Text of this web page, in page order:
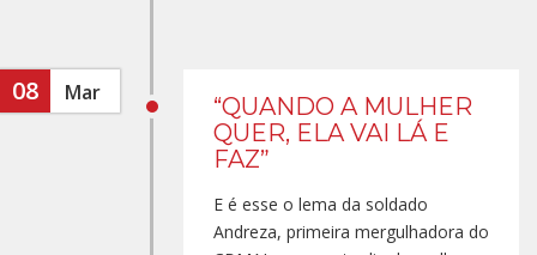
08 Mar
“QUANDO A MULHER
QUER, ELA VAI LÁ E
FAZ”
E é esse o lema da soldado
Andreza, primeira mergulhadora do